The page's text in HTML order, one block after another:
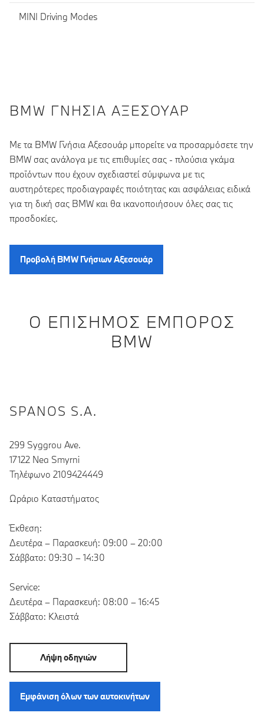
MINI Driving Modes
BMW ΓΝΉΣΙΑ ΑΞΕΣΟΥΆΡ
Με τα BMW Γνήσια Αξεσουάρ μπορείτε να προσαρμόσετε την
BMW σας ανάλογα με τις επιθυμίες σας - πλούσια γκάμα
προϊόντων που έχουν σχεδιαστεί σύμφωνα με τις
αυστηρότερες προδιαγραφές ποιότητας και ασφάλειας ειδικά
για τη δική σας BMW και θα ικανοποιήσουν όλες σας τις
προσδοκίες.
Προβολή BMW Γνήσιων Αξεσουάρ
Ο ΕΠΊΣΗΜΟΣ ΈΜΠΟΡΟΣ
BMW
SPANOS S.A.
299 Syggrou Ave.
17122 Nea Smyrni
Τηλέφωνο 2109424449
Ωράριο Καταστήματος
Έκθεση:
Δευτέρα – Παρασκευή: 09:00 – 20:00
Σάββατο: 09:30 – 14:30
Service:
Δευτέρα – Παρασκευή: 08:00 – 16:45
Σάββατο: Κλειστά
Λήψη οδηγιών
Εμφάνιση όλων των αυτοκινήτων